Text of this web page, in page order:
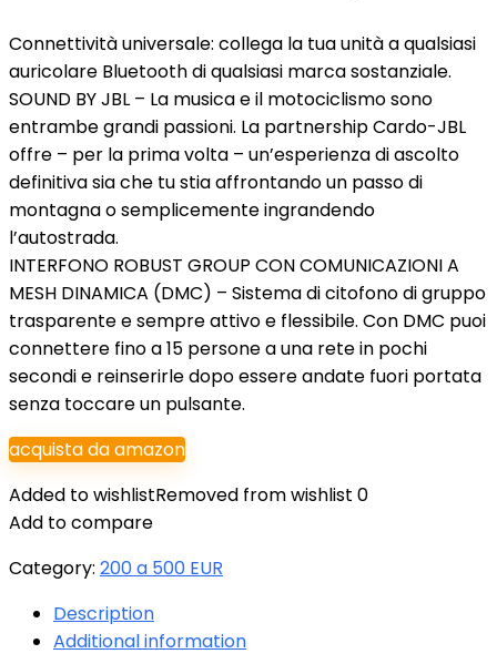
Connettività universale: collega la tua unità a qualsiasi
auricolare Bluetooth di qualsiasi marca sostanziale.
SOUND BY JBL – La musica e il motociclismo sono
entrambe grandi passioni. La partnership Cardo-JBL
offre – per la prima volta – un’esperienza di ascolto
definitiva sia che tu stia affrontando un passo di
montagna o semplicemente ingrandendo
l’autostrada.
INTERFONO ROBUST GROUP CON COMUNICAZIONI A
MESH DINAMICA (DMC) – Sistema di citofono di gruppo
trasparente e sempre attivo e flessibile. Con DMC puoi
connettere fino a 15 persone a una rete in pochi
secondi e reinserirle dopo essere andate fuori portata
senza toccare un pulsante.
acquista da amazon
Added to wishlistRemoved from wishlist 0
Add to compare
Category: 200 a 500 EUR
Description
Additional information